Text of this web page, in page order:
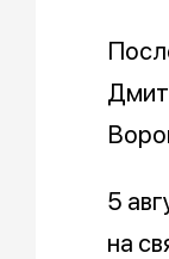
5
на